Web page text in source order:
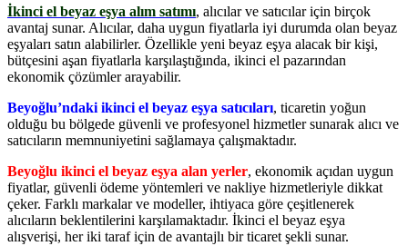
İkinci el beyaz eşya alım satımı, alıcılar ve satıcılar için birçok
avantaj sunar. Alıcılar, daha uygun fiyatlarla iyi durumda olan beyaz
eşyaları satın alabilirler. Özellikle yeni beyaz eşya alacak bir kişi,
bütçesini aşan fiyatlarla karşılaştığında, ikinci el pazarından
ekonomik çözümler arayabilir.
Beyoğlu’ndaki ikinci el beyaz eşya satıcıları, ticaretin yoğun
olduğu bu bölgede güvenli ve profesyonel hizmetler sunarak alıcı ve
satıcıların memnuniyetini sağlamaya çalışmaktadır.
Beyoğlu ikinci el beyaz eşya alan yerler, ekonomik açıdan uygun
fiyatlar, güvenli ödeme yöntemleri ve nakliye hizmetleriyle dikkat
çeker. Farklı markalar ve modeller, ihtiyaca göre çeşitlenerek
alıcıların beklentilerini karşılamaktadır. İkinci el beyaz eşya
alışverişi, her iki taraf için de avantajlı bir ticaret şekli sunar.